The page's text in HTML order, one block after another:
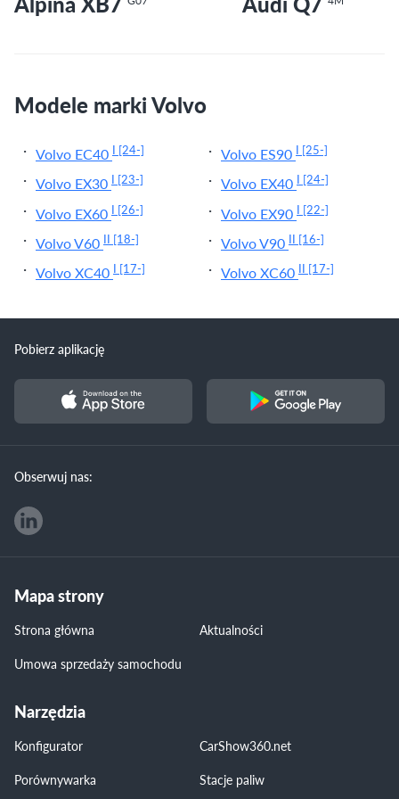
Modele marki Volvo
Volvo EC40 I [24-] Volvo ES90 I [25-]
Volvo EX30 I [23-] Volvo EX40 I [24-]
Volvo EX60 I [26-] Volvo EX90 I [22-]
Volvo V60 II [18-] Volvo V90 II [16-]
Volvo XC40 I [17-] Volvo XC60 II [17-]
Pobierz aplikację
Obserwuj nas:
Mapa strony
Strona główna
Aktualności
Umowa sprzedaży samochodu
Narzędzia
Konfigurator
CarShow360.net
Porównywarka
Stacje paliw